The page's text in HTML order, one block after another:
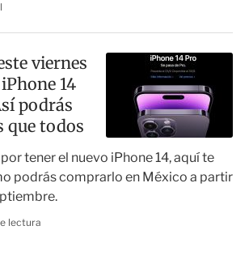
viernes
14
podrás
que todos
tener el nuevo iPhone 14, aquí te
podrás comprarlo en México a partir
lectura